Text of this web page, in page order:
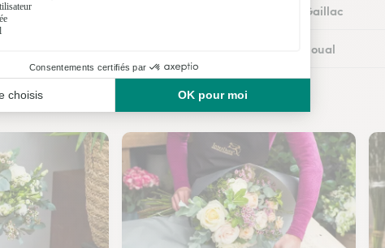
Fleuristes à Gaillac
Fleuristes à Soual
Nos fleuristes à Salles